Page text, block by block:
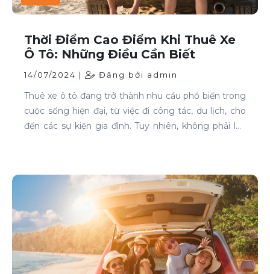
Thời Điểm Cao Điểm Khi Thuê Xe
Ô Tô: Những Điều Cần Biết
14/07/2024 | Đăng bởi admin
Thuê xe ô tô đang trở thành nhu cầu phổ biến trong
cuộc sống hiện đại, từ việc đi công tác, du lịch, cho
đến các sự kiện gia đình. Tuy nhiên, không phải lúc
cao điểm khi thuê xe ô tô và những lưu ý để thuê xe
một cách thông minh và tiết kiệm.